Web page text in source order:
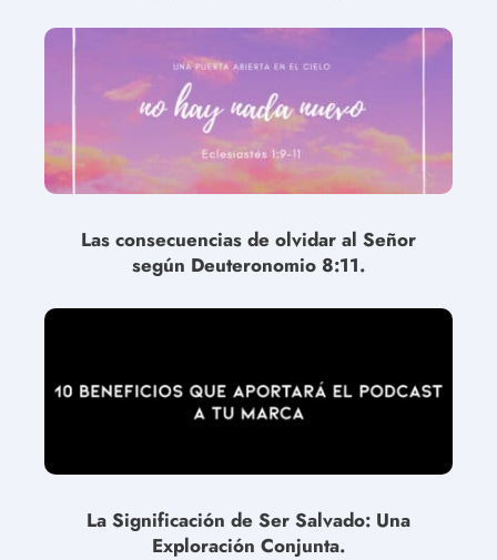
Las consecuencias de olvidar al Señor
según Deuteronomio 8:11.
La Significación de Ser Salvado: Una
Exploración Conjunta.